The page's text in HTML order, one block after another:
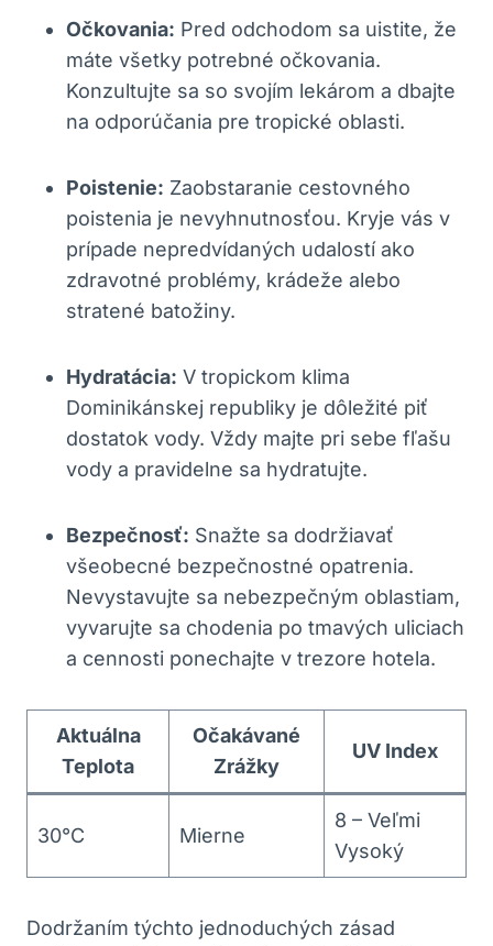
Očkovania: Pred odchodom sa uistite, že
máte všetky potrebné očkovania.
Konzultujte sa so svojím lekárom a dbajte
na odporúčania pre tropické oblasti.
Poistenie: Zaobstaranie cestovného
poistenia je nevyhnutnosťou. Kryje vás v
prípade nepredvídaných udalostí ako
zdravotné problémy, krádeže alebo
stratené batožiny.
Hydratácia: V tropickom klima
Dominikánskej republiky je dôležité piť
dostatok vody. Vždy majte pri sebe fľašu
vody a pravidelne sa hydratujte.
Bezpečnosť: Snažte sa dodržiavať
všeobecné bezpečnostné opatrenia.
Nevystavujte sa nebezpečným oblastiam,
vyvarujte sa chodenia po tmavých uliciach
a cennosti ponechajte v trezore hotela.
Aktuálna
Teplota
Očakávané
Zrážky
UV Index
30°C Mierne
8 – Veľmi
Vysoký
Dodržaním týchto jednoduchých zásad